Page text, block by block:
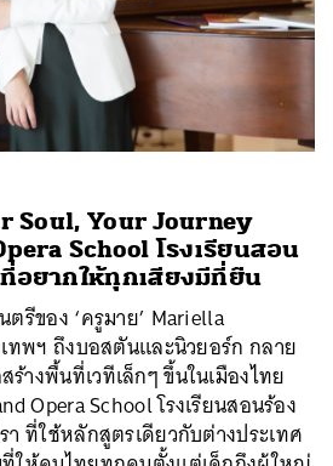
Soul, Your Journey
School โรงเรียนสอน
อยากให้ทุกเสียงมีที่ยืน
รีของ ‘ครูมาย’ Mariella
ทพฯ ถึงบอสตันและนิวยอร์ก กลาย
างพื้นที่เวทีเล็กๆ ขึ้นในเมืองไทย
Opera School โรงเรียนสอนร้อง
า ที่ใช้หลักสูตรเดียวกับต่างประเทศ